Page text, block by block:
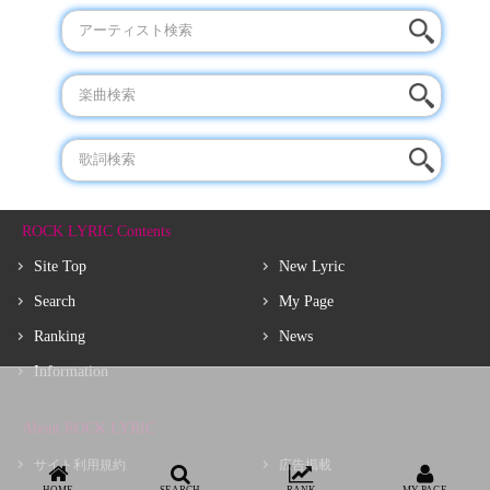
ROCK LYRIC Contents
Site Top
Search
Ranking
Information
New Lyric
My Page
News
About ROCK LYRIC
サイト利用規約 広告掲載